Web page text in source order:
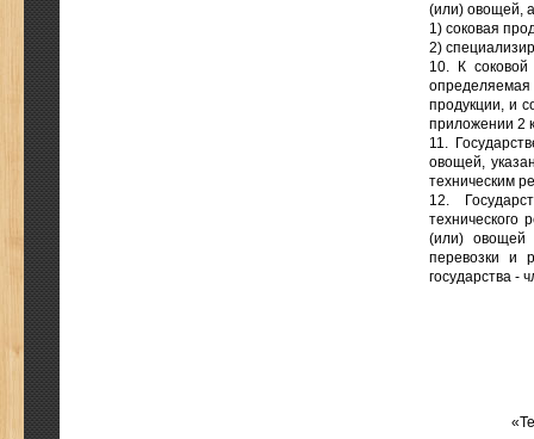
(или) овощей,
1) соковая
2)
10. К
продукции, и
приложении 2
11.
овощей,
техническим
12.
технического
(или) овощей
перевозки и
государства -